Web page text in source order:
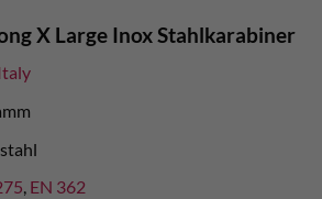
X Large Inox Stahlkarabiner
, EN 362